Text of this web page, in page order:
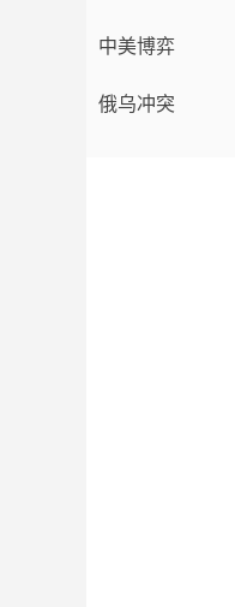
中美博弈
俄乌冲突